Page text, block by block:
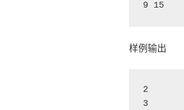
9 15
样例输出
2
3